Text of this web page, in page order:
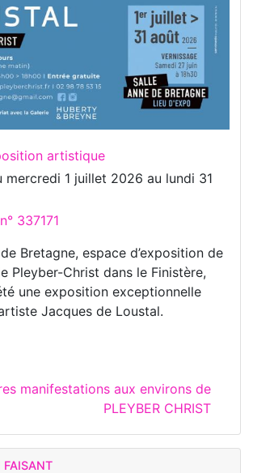
artistique
mercredi 1 juillet 2026 au lundi 31
337171
Bretagne, espace d’exposition de
Pleyber-Christ dans le Finistère,
une exposition exceptionnelle
Jacques de Loustal.
manifestations aux environs de
PLEYBER CHRIST
FAISANT